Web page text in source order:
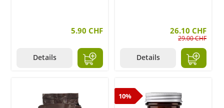
5.90 CHF
Details
26.10 CHF
29.00 CHF
Details
10%